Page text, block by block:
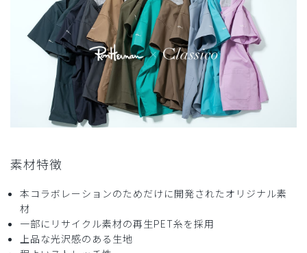
愛用しています。丁寧に対応していただきありがとうござい
ます！ぜひ、札幌にも店舗を設けて欲しいです！
商品：R30レディース:Ron Herman スクラブパンツ/タ
ーコイズ/M
役に立った 0
年齢:
とにかく丈夫
少し厚手ですが、外で使用する事が多いので、植物などに引
素材特徴
本コラボレーションのためだけに開発されたオリジナル素
材
一部にリサイクル素材の再生PET糸を採用
上品な光沢感のある生地